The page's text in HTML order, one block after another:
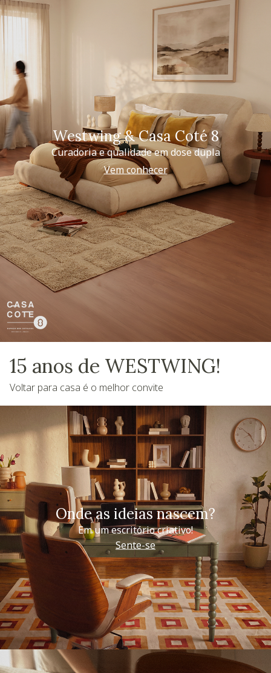
Westwing & Casa Coté 8
Curadoria e qualidade em dose dupla
Vem conhecer
15 anos de WESTWING!
Voltar para casa é o melhor convite
Onde as ideias nascem?
Em um escritório criativo!
Sente-se